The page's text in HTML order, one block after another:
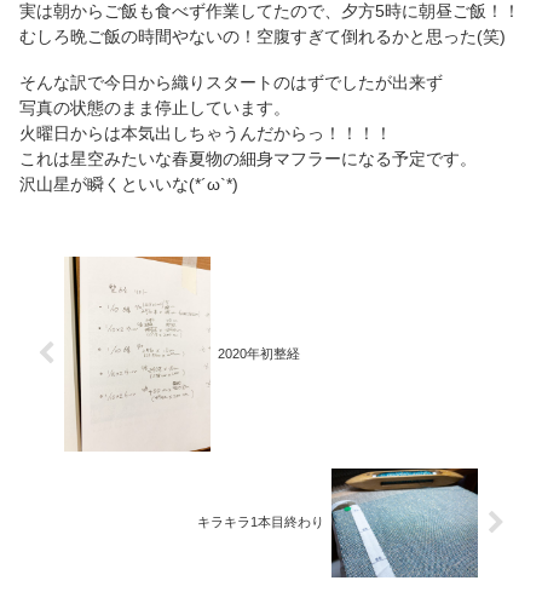
実は朝からご飯も食べず作業してたので、夕方5時に朝昼ご飯！！
むしろ晩ご飯の時間やないの！空腹すぎて倒れるかと思った(笑)
そんな訳で今日から織りスタートのはずでしたが出来ず
写真の状態のまま停止しています。
火曜日からは本気出しちゃうんだからっ！！！！
これは星空みたいな春夏物の細身マフラーになる予定です。
沢山星が瞬くといいな(*´ω`*)
2020年初整経
キラキラ1本目終わり